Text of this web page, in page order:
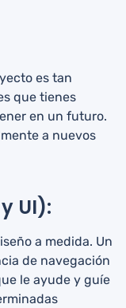
es tan
que tienes
en un futuro.
a nuevos
UI):
a medida. Un
de navegación
le ayude y guíe